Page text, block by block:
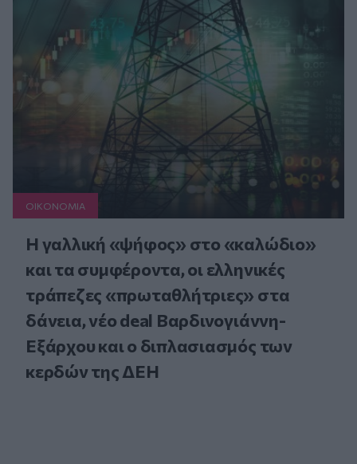
ΟΙΚΟΝΟΜΙΑ
Η γαλλική «ψήφος» στο «καλώδιο»
και τα συμφέροντα, οι ελληνικές
τράπεζες «πρωταθλήτριες» στα
δάνεια, νέο deal Βαρδινογιάννη-
Εξάρχου και ο διπλασιασμός των
κερδών της ΔΕΗ